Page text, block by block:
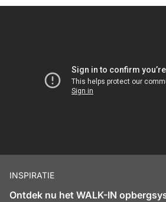
INSPIRATIE
Ontdek nu het WALK-IN